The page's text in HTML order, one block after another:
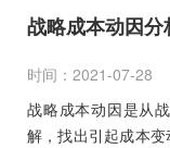
战略成本动因
时间：2021-07-28
战略成本动因是从
解，找出引起成本